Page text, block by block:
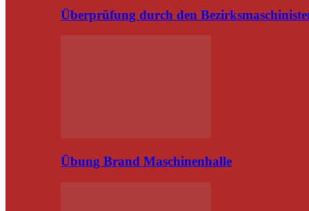
Überprüfung durch den
Übung Brand Maschinenhalle